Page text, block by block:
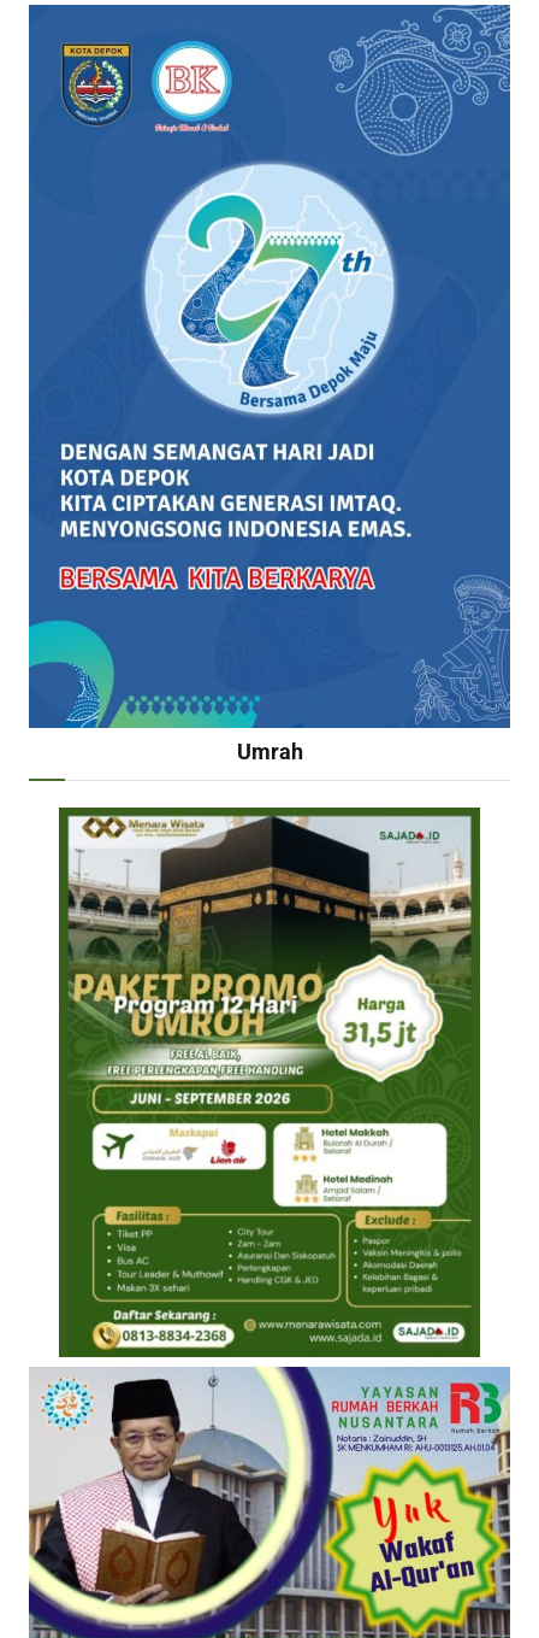
Umrah